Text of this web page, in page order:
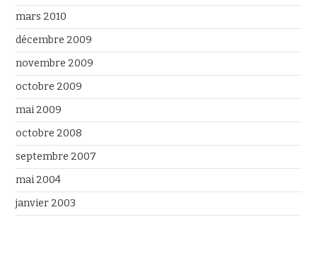
mars 2010
décembre 2009
novembre 2009
octobre 2009
mai 2009
octobre 2008
septembre 2007
mai 2004
janvier 2003